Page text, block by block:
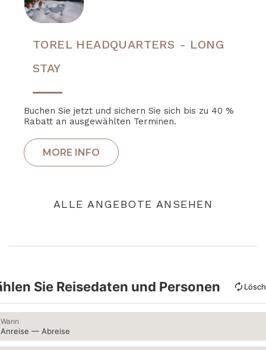
TOREL HEADQUARTERS - LONG
STAY
Buchen Sie jetzt und sichern Sie sich bis zu 40 %
Rabatt an ausgewählten Terminen.
ALLE ANGEBOTE ANSEHEN
Sie Reisedaten und Personen
Wann
Anreise — Abreise